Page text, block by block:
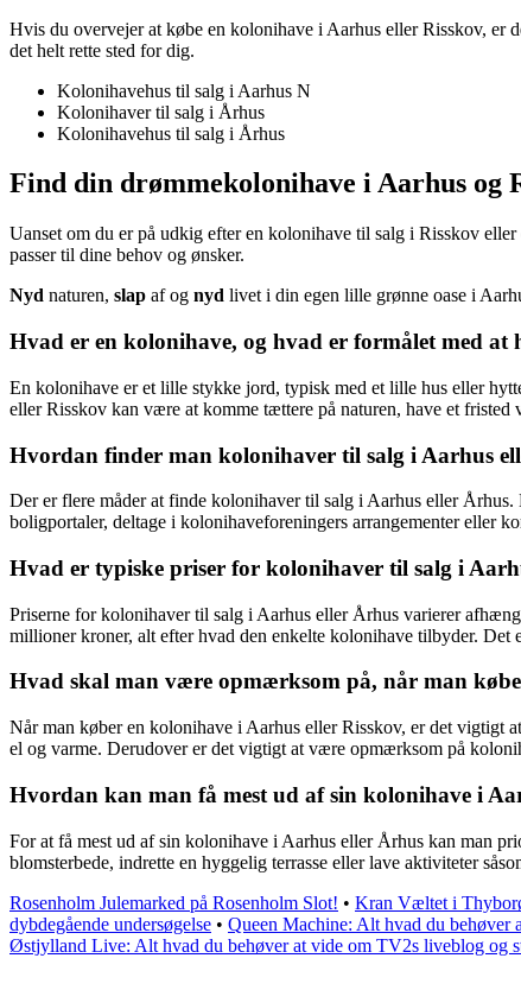
Hvis du overvejer at købe en kolonihave i Aarhus eller Risskov, er
det helt rette sted for dig.
Kolonihavehus til salg i Aarhus N
Kolonihaver til salg i Århus
Kolonihavehus til salg i Århus
Find din drømmekolonihave i Aarhus og
Uanset om du er på udkig efter en kolonihave til salg i Risskov
passer til dine behov og ønsker.
Nyd naturen, slap af og nyd livet i din egen lille grønne oase i
Hvad er en kolonihave, og hvad er formålet med at
En kolonihave er et lille stykke jord, typisk med et lille hus eller
eller Risskov kan være at komme tættere på naturen, have et
Hvordan finder man kolonihaver til salg i Aarhus
Der er flere måder at finde kolonihaver til salg i Aarhus eller
boligportaler, deltage i kolonihaveforeningers arrangementer eller
Hvad er typiske priser for kolonihaver til salg i
Priserne for kolonihaver til salg i Aarhus eller Århus varierer
millioner kroner, alt efter hvad den enkelte kolonihave tilbyder. Det
Hvad skal man være opmærksom på, når man
Når man køber en kolonihave i Aarhus eller Risskov, er det vigtigt
el og varme. Derudover er det vigtigt at være opmærksom på
Hvordan kan man få mest ud af sin kolonihave i
For at få mest ud af sin kolonihave i Aarhus eller Århus kan man
blomsterbede, indrette en hyggelig terrasse eller lave aktiviteter
Rosenholm Julemarked på Rosenholm Slot! • Kran Væltet i
dybdegående undersøgelse • Queen Machine: Alt hvad du behøver
Østjylland Live: Alt hvad du behøver at vide om TV2s liveblog og